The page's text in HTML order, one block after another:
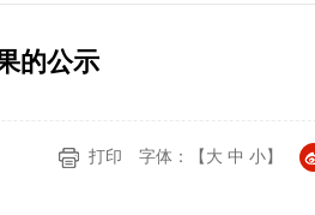
的公示
打印 字体：【 大 中 小】